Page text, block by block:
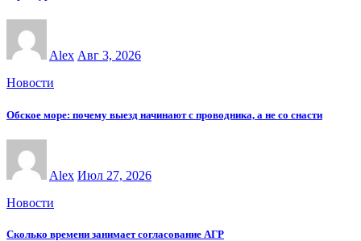
Alex Авг 3, 2026
Новости
Обское море: почему выезд начинают с проводника, а не со снасти
Alex Июл 27, 2026
Новости
Сколько времени занимает согласование АГР